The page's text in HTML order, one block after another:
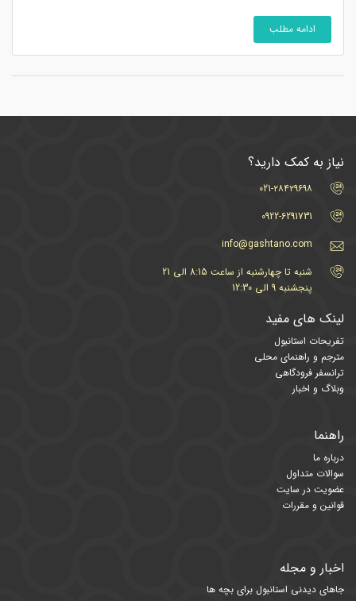
ادامه مطلب
نیاز به کمک دارید؟
021-۲۸۴۲۹۶۹۸
0922-6291731
info@gashtano.com
شنبه تا چهارشنبه از ساعت 8:15 الی 21
پنجشنبه 9 الی 12:30
لینک های مفید
تفریحات استانبول
مترجم و راهنمای محلی
ترانسفر فرودگاهی
وبلاگ و اخبار
راهنما
درباره ما
سوالات متداول
عضویت در سایت
قوانین و مقررات
اخبار و مجله
جاهای دیدنی استانبول برای بچه ها